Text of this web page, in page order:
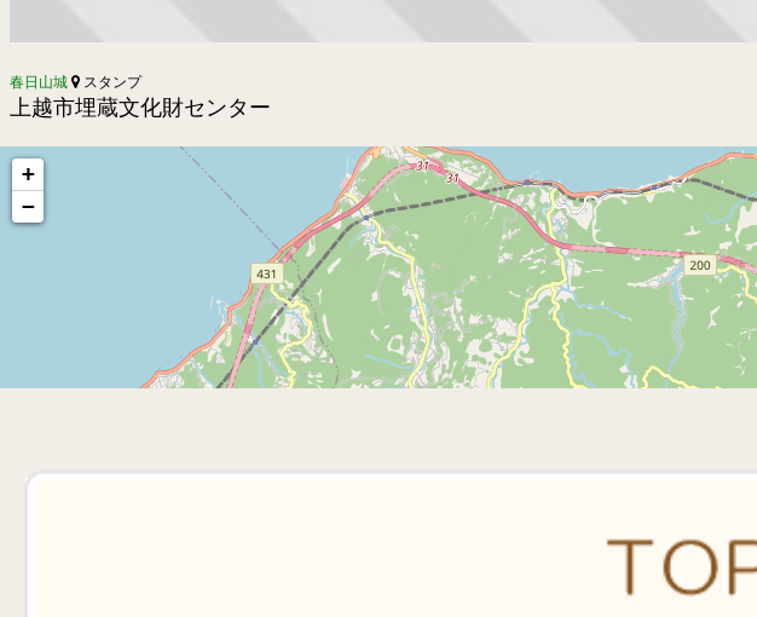
春日山城 スタンプ
上越市埋蔵文化財センター
+
−